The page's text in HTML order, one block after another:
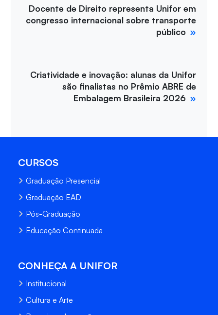
Docente de Direito representa Unifor em
congresso internacional sobre transporte
público
Criatividade e inovação: alunas da Unifor
são finalistas no Prêmio ABRE de
Embalagem Brasileira 2026
CURSOS
Graduação Presencial
Graduação EAD
Pós-Graduação
Educação Continuada
CONHEÇA A UNIFOR
Institucional
Cultura e Arte